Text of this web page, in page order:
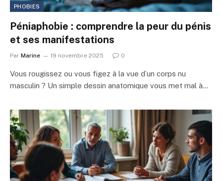
PHOBIES
Péniaphobie : comprendre la peur du pénis
et ses manifestations
Par Marine 19 novembre 2025 0
Vous rougissez ou vous figez à la vue d’un corps nu
masculin ? Un simple dessin anatomique vous met mal à…